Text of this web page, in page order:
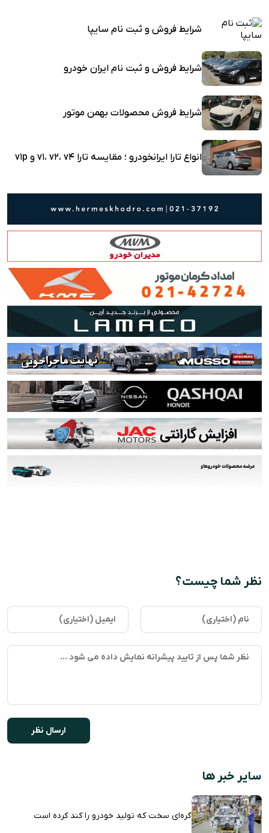
شرایط فروش و ثبت نام سایپا
شرایط فروش و ثبت نام ایران خودرو
شرایط فروش محصولات بهمن موتور
انواع تارا ایرانخودرو ؛ مقایسه تارا v1، v2، v4 و v1p
نظر شما چیست؟
سایر خبر ها
گره‌ای سخت که تولید خودرو را کند کرده است